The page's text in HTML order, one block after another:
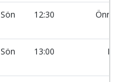
Sön 12:30
Sön 13:00